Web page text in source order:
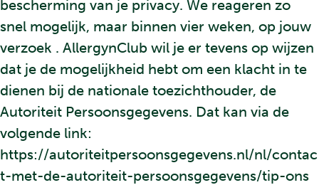
bescherming van je privacy. We reageren zo
snel mogelijk, maar binnen vier weken, op jouw
verzoek . AllergynClub wil je er tevens op wijzen
dat je de mogelijkheid hebt om een klacht in te
dienen bij de nationale toezichthouder, de
Autoriteit Persoonsgegevens. Dat kan via de
volgende link:
https://autoriteitpersoonsgegevens.nl/nl/contac
t-met-de-autoriteit-persoonsgegevens/tip-ons